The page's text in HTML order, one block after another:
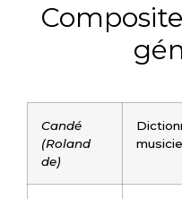
Candé
(Roland
de)